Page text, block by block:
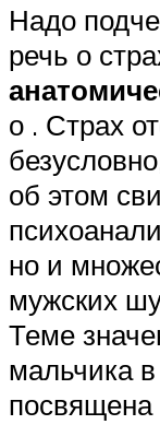
Надо
речь о
о . Страх
об этом
но и
мужских
Теме
мальчика
посвящена